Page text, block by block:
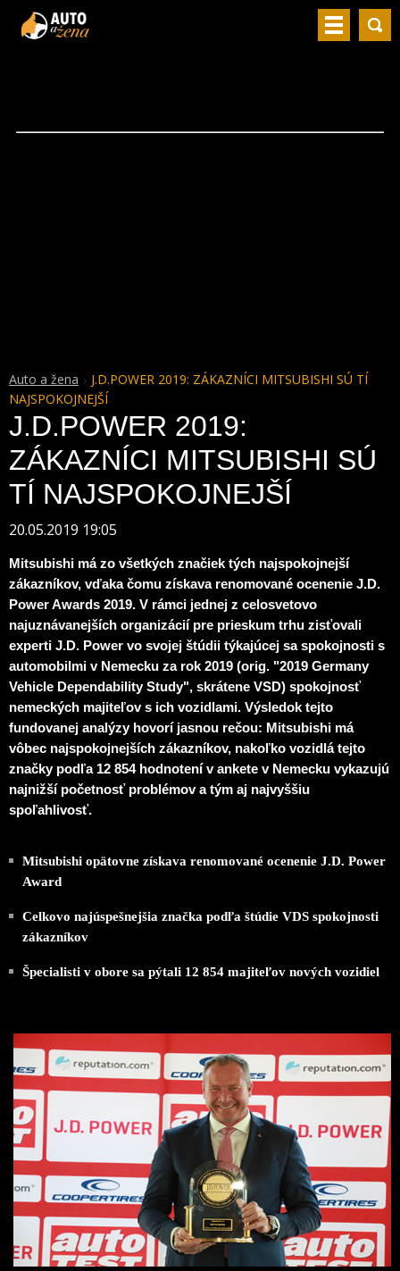
Auto a žena
J.D.POWER 2019: ZÁKAZNÍCI MITSUBISHI SÚ TÍ
NAJSPOKOJNEJŠÍ
J.D.POWER 2019:
ZÁKAZNÍCI MITSUBISHI SÚ
TÍ NAJSPOKOJNEJŠÍ
20.05.2019 19:05
Mitsubishi má zo všetkých značiek tých najspokojnejší
zákazníkov, vďaka čomu získava renomované ocenenie J.D.
Power Awards 2019. V rámci jednej z celosvetovo
najuznávanejších organizácií pre prieskum trhu zisťovali
experti J.D. Power vo svojej štúdii týkajúcej sa spokojnosti s
automobilmi v Nemecku za rok 2019 (orig. "2019 Germany
Vehicle Dependability Study", skrátene VSD) spokojnosť
nemeckých majiteľov s ich vozidlami. Výsledok tejto
fundovanej analýzy hovorí jasnou rečou: Mitsubishi má
vôbec najspokojnejších zákazníkov, nakoľko vozidlá tejto
značky podľa 12 854 hodnotení v ankete v Nemecku vykazujú
najnižší početnosť problémov a tým aj najvyššiu
spoľahlivosť.
Mitsubishi opätovne získava renomované ocenenie J.D. Power
Award
Celkovo najúspešnejšia značka podľa štúdie VDS spokojnosti
zákazníkov
Špecialisti v obore sa pýtali 12 854 majiteľov nových vozidiel